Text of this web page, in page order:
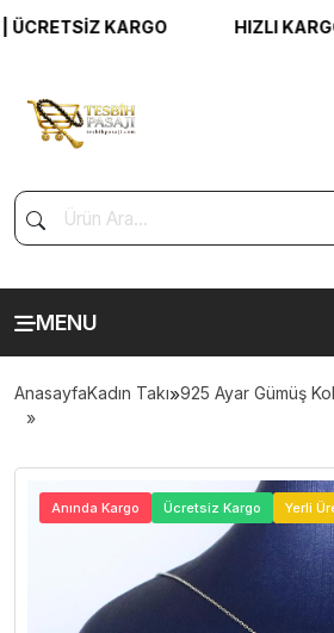
KARGO HIZLI KARGO |
MENU
AnasayfaKadın Takı»925 Ayar Gümüş
Anında Kargo Ücretsiz Kargo Yerli